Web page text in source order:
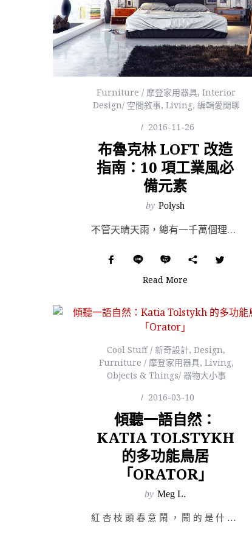
Furniture / 摩登家用器具, Interior
Design/ 空間敘事, Living, 編輯愛閒聊
2016-11-26
布魯克林 LOFT 改造
指南：10 項工業風必
備元素
by Polysh
不管天晴天雨，總有一千萬個理由拒絕在假日出門，如果你也一樣犯了這種愛在家鬆散發呆、懶得人擠人看世界的...
Read More
Cool Stuff / 新奇設計, Design,
Furniture / 摩登家用器具, Living,
Objects & Things/ 器物大小事
2016-03-10
傾聽一語自然：
KATIA TOLSTYKH
的多功能鳥居
「ORATOR」
by Meg L.
紅杏枝頭春意鬧，鬧的是什麼？鬧的不只是顏色，還是聲音。無論是室內室外，我們著意增添了許多看得見的自然…